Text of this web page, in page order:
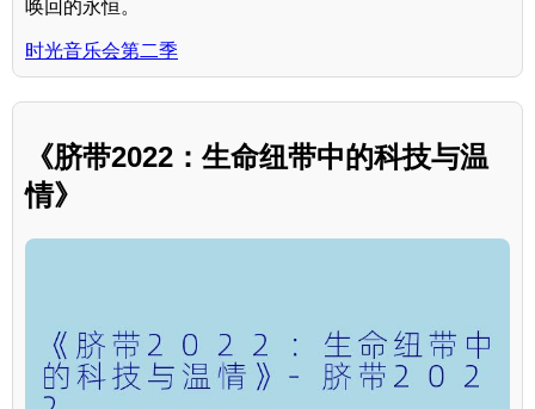
唤回的永恒。
时光音乐会第二季
《脐带2022：生命纽带中的科技与温
情》